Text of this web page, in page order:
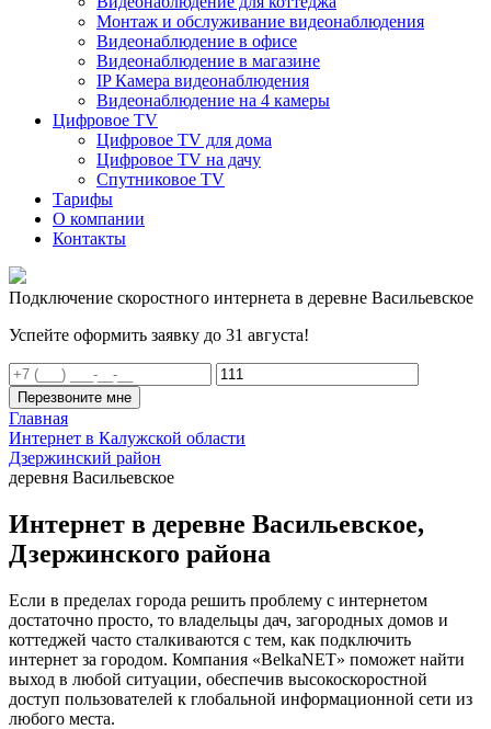
Монтаж и обслуживание видеонаблюдения
Видеонаблюдение в офисе
Видеонаблюдение в магазине
IP Камера видеонаблюдения
Видеонаблюдение на 4 камеры
Цифровое TV
Цифровое TV для дома
Цифровое TV на дачу
Спутниковое TV
Тарифы
О компании
Контакты
Подключение скоростного интернета в деревне Васильевское
Успейте оформить заявку до 31 августа!
Перезвоните мне
Главная
Интернет в Калужской области
Дзержинский район
деревня Васильевское
Интернет в деревне Васильевское,
Дзержинского района
Если в пределах города решить проблему с интернетом
достаточно просто, то владельцы дач, загородных домов и
коттеджей часто сталкиваются с тем, как подключить
интернет за городом. Компания «BelkaNET» поможет найти
выход в любой ситуации, обеспечив высокоскоростной
доступ пользователей к глобальной информационной сети из
любого места.